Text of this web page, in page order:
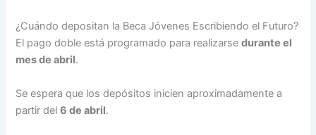
¿Cuándo depositan la Beca Jóvenes Escribiendo el Futuro?
El pago doble está programado para realizarsedurante el
mes de abril.
Se espera que los depósitos inicien aproximadamente a
partir del6 de abril.